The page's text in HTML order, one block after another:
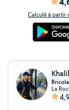
Calculé à partir
La